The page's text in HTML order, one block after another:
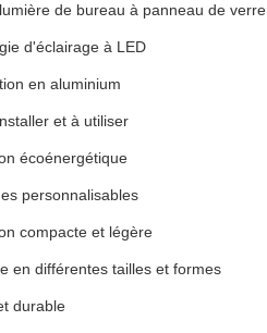
de bureau à panneau de verre
d'éclairage à LED
en aluminium
et à utiliser
écoénergétique
personnalisables
compacte et légère
en différentes tailles et formes
durable